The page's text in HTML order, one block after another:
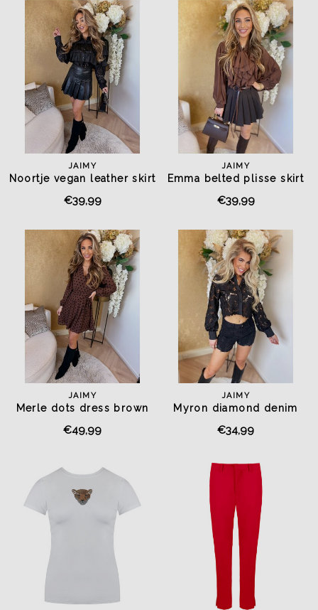
JAIMY
Noortje vegan leather skirt
€39,99
JAIMY
Emma belted plisse skirt
€39,99
JAIMY
Merle dots dress brown
€49,99
JAIMY
Myron diamond denim
€34,99